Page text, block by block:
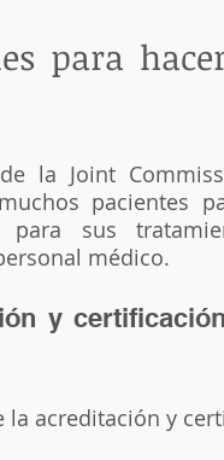
para
la Joint
pacientes
para sus
médico.
y
la acreditación y